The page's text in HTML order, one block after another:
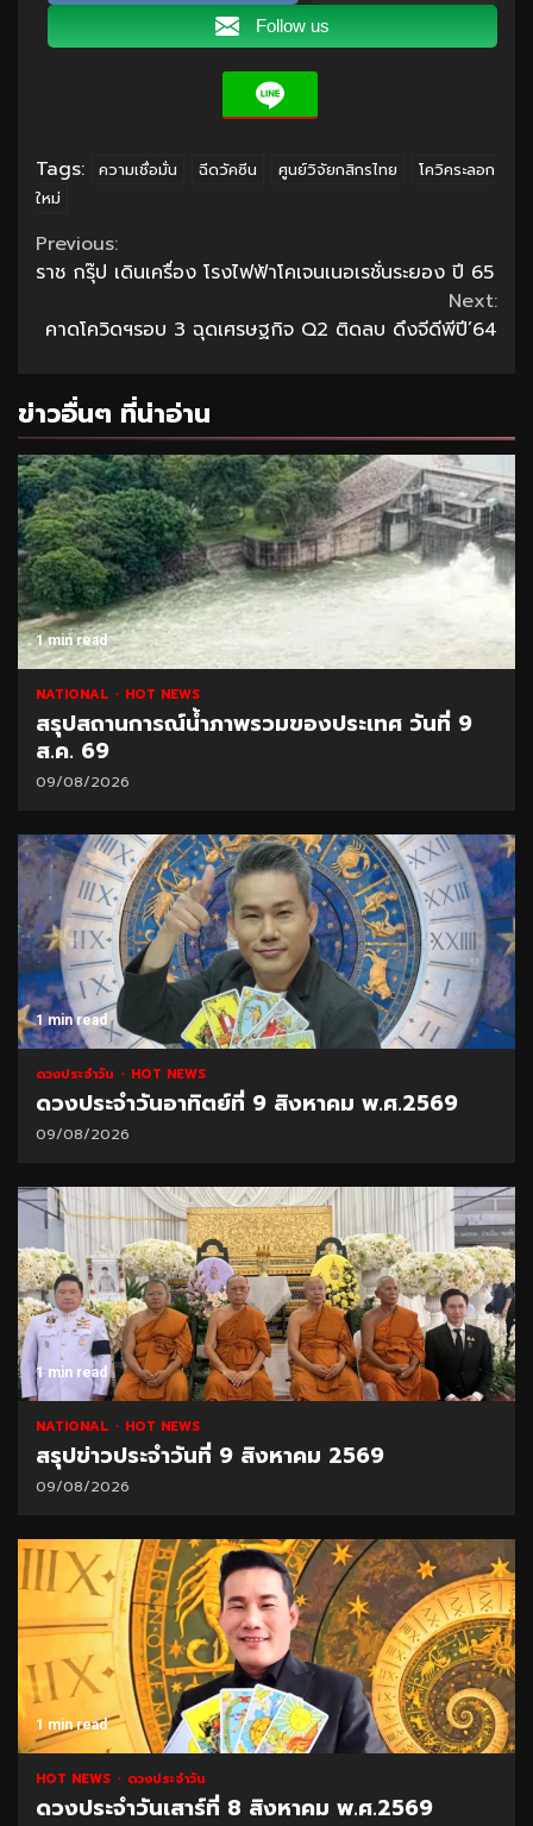
Follow us
Tags: ความเชื่อมั่น ฉีดวัคซีน ศูนย์วิจัยกสิกรไทย
โควิคระลอก
ใหม่
Continue
Reading
Previous:
ราช กรุ๊ป เดินเครื่อง โรงไฟฟ้าโคเจนเนอเรชั่นระยอง ปี 65
Next:
คาดโควิดฯรอบ 3 ฉุดเศรษฐกิจ Q2 ติดลบ ดึงจีดีพีปี’64
ข่าวอื่นๆ ที่น่าอ่าน
1 min read
NATIONAL HOT NEWS
สรุปสถานการณ์น้ำภาพรวมของประเทศ วันที่ 9
ส.ค. 69
09/08/2026
1 min read
ดวงประจำวัน HOT NEWS
ดวงประจำวันอาทิตย์ที่ 9 สิงหาคม พ.ศ.2569
09/08/2026
1 min read
NATIONAL HOT NEWS
สรุปข่าวประจำวันที่ 9 สิงหาคม 2569
09/08/2026
1 min read
HOT NEWS ดวงประจำวัน
ดวงประจำวันเสาร์ที่ 8 สิงหาคม พ.ศ.2569